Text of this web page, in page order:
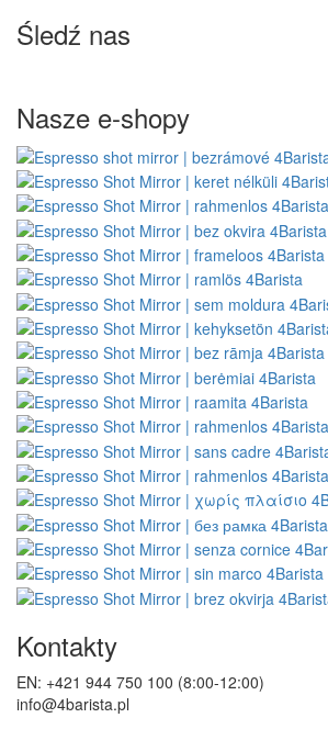
Śledź nas
Nasze e-shopy
Kontakty
EN: +421 944 750 100 (8:00-12:00)
info@4barista.pl